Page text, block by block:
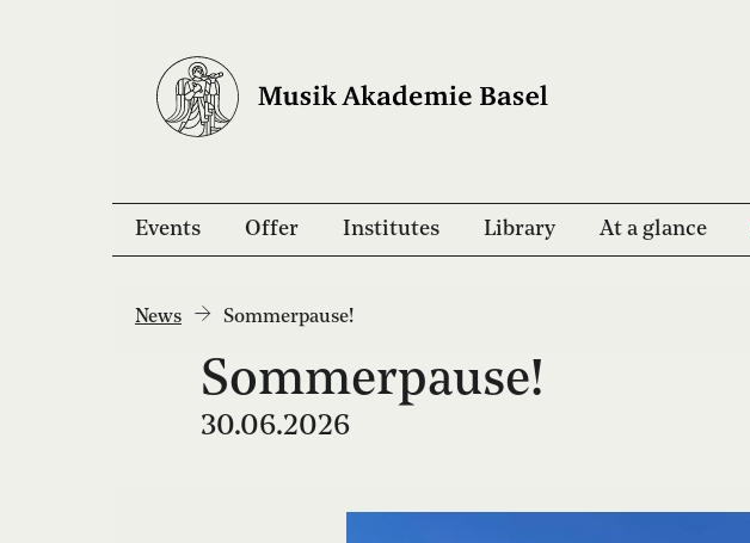
Events Offer Institutes Library At a glance
News Sommerpause!
Sommerpause!
30.06.2026